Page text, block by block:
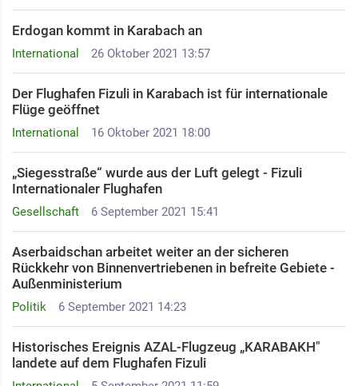
International 26 Oktober 2021 13:57
Erdogan kommt in Karabach an
International 16 Oktober 2021 18:00
Der Flughafen Fizuli in Karabach ist für internationale
Flüge geöffnet
Gesellschaft 6 September 2021 15:41
„Siegesstraße“ wurde aus der Luft gelegt - Fizuli
Internationaler Flughafen
Politik 6 September 2021 14:23
Aserbaidschan arbeitet weiter an der sicheren
Rückkehr von Binnenvertriebenen in befreite Gebiete -
Außenministerium
Historisches Ereignis AZAL-Flugzeug „KARABAKH"
landete auf dem Flughafen Fizuli